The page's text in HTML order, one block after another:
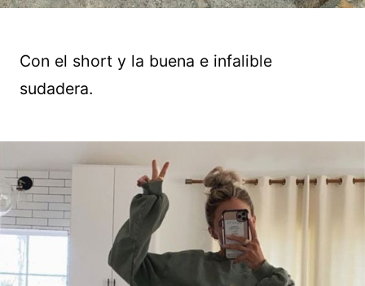
Con el short y la buena e infalible
sudadera.